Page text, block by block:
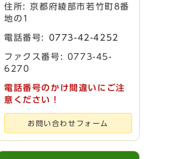
住所: 京都府綾部市若竹町8番
地の1
電話番号: 0773-42-4252
ファクス番号: 0773-45-
6270
電話番号のかけ間違いにご注
意ください！
お問い合わせフォーム